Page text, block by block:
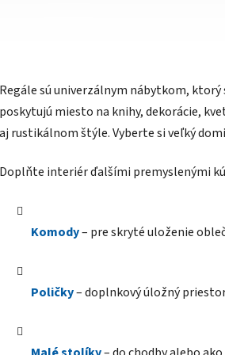
Regále sú univerzálnym nábytkom,
poskytujú miesto na knihy, dekorácie,
aj rustikálnom štýle. Vyberte si veľký
Doplňte interiér ďalšími premyslenými
Komody– pre skryté uloženie
Poličky– doplnkový úložný